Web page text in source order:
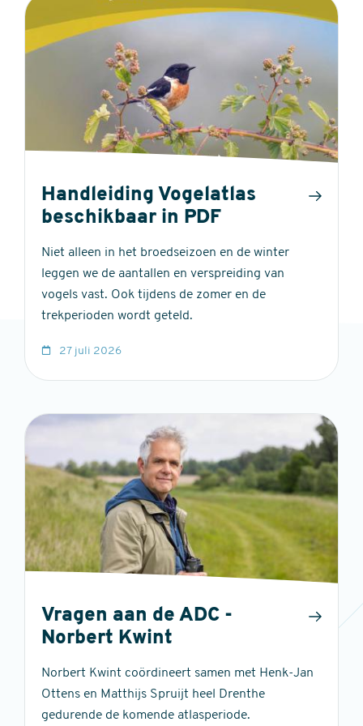
Handleiding Vogelatlas
beschikbaar in PDF
Niet alleen in het broedseizoen en de winter
leggen we de aantallen en verspreiding van
vogels vast. Ook tijdens de zomer en de
trekperioden wordt geteld.
27 juli 2026
Vragen aan de ADC -
Norbert Kwint
Norbert Kwint coördineert samen met Henk-Jan
Ottens en Matthijs Spruijt heel Drenthe
gedurende de komende atlasperiode.